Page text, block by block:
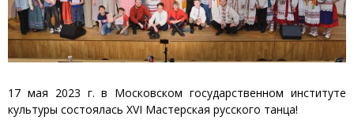
17 мая 2023 г. в Московском государственном институте
культуры состоялась XVI Мастерская русского танца!